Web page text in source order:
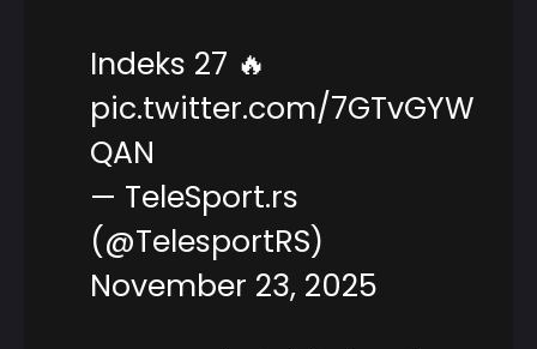
Indeks 27 🔥
pic.twitter.com/7GTvGYW
QAN
— TeleSport.rs
(@TelesportRS)
November 23, 2025